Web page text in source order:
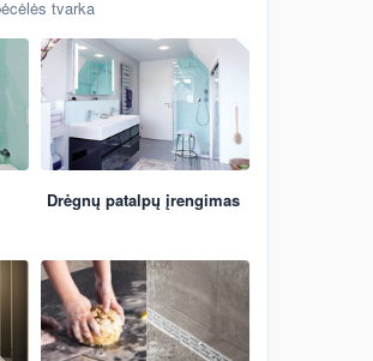
tvarka
Drėgnų patalpų įrengimas